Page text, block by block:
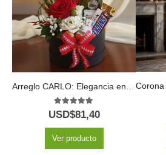
5.00 out of 5
USD$81,40
Ver producto